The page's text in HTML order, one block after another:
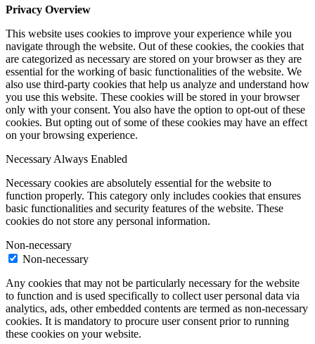
Privacy Overview
This website uses cookies to improve your experience while you
navigate through the website. Out of these cookies, the cookies that
are categorized as necessary are stored on your browser as they are
essential for the working of basic functionalities of the website. We
also use third-party cookies that help us analyze and understand how
you use this website. These cookies will be stored in your browser
only with your consent. You also have the option to opt-out of these
cookies. But opting out of some of these cookies may have an effect
on your browsing experience.
Necessary Always Enabled
Necessary cookies are absolutely essential for the website to
function properly. This category only includes cookies that ensures
basic functionalities and security features of the website. These
cookies do not store any personal information.
Non-necessary
Non-necessary
Any cookies that may not be particularly necessary for the website
to function and is used specifically to collect user personal data via
analytics, ads, other embedded contents are termed as non-necessary
cookies. It is mandatory to procure user consent prior to running
these cookies on your website.